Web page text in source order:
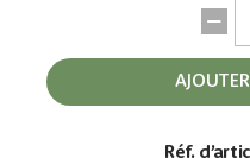
Réf.